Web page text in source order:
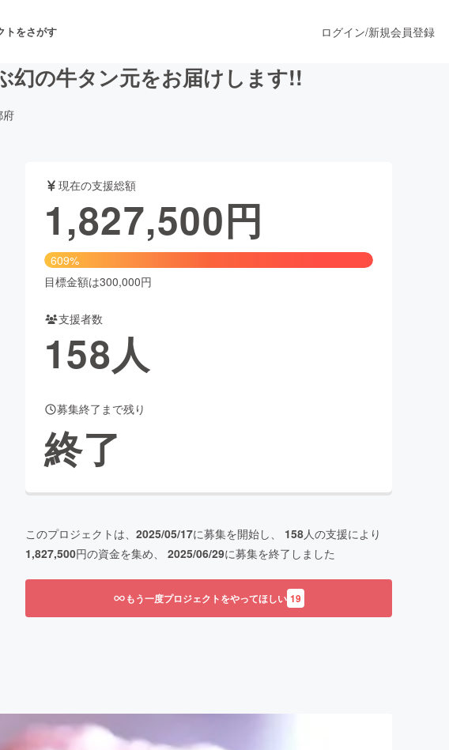
トをさがす
パフォーマンス
ファッション
ティー・ヘルスケア
ティ
ログイン/新規会員登録
幻の牛タン元をお届けします!!
府
現在の支援総額
1,827,500円
609%
目標金額は300,000円
支援者数
158人
募集終了まで残り
終了
このプロジェクトは、 2025/05/17に募集を開始し、 158人の支援により
1,827,500円の資金を集め、 2025/06/29に募集を終了しました
もう一度プロジェクトをやってほしい 19